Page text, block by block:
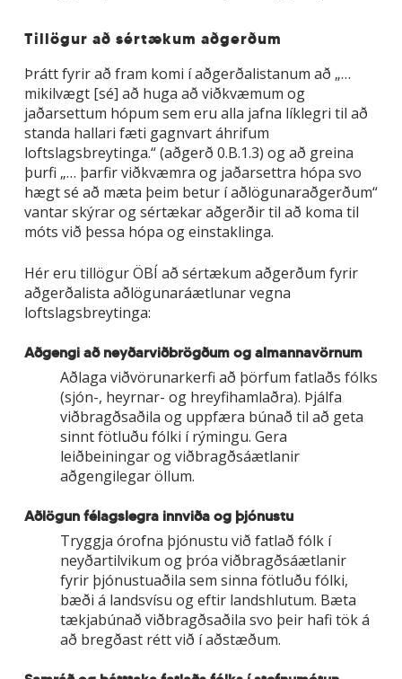
Tillögur að sértækum aðgerðum
Þrátt fyrir að fram komi í aðgerðalistanum að „…
mikilvægt [sé] að huga að viðkvæmum og
jaðarsettum hópum sem eru alla jafna líklegri til að
standa hallari fæti gagnvart áhrifum
loftslagsbreytinga.“ (aðgerð 0.B.1.3) og að greina
þurfi „… þarfir viðkvæmra og jaðarsettra hópa svo
hægt sé að mæta þeim betur í aðlögunaraðgerðum“
vantar skýrar og sértækar aðgerðir til að koma til
móts við þessa hópa og einstaklinga.
Hér eru tillögur ÖBÍ að sértækum aðgerðum fyrir
aðgerðalista aðlögunaráætlunar vegna
loftslagsbreytinga:
Aðgengi að neyðarviðbrögðum og almannavörnum
Aðlaga viðvörunarkerfi að þörfum fatlaðs fólks
(sjón-, heyrnar- og hreyfihamlaðra). Þjálfa
viðbragðsaðila og uppfæra búnað til að geta
sinnt fötluðu fólki í rýmingu. Gera
leiðbeiningar og viðbragðsáætlanir
aðgengilegar öllum.
Aðlögun félagslegra innviða og þjónustu
Tryggja órofna þjónustu við fatlað fólk í
neyðartilvikum og þróa viðbragðsáætlanir
fyrir þjónustuaðila sem sinna fötluðu fólki,
bæði á landsvísu og eftir landshlutum. Bæta
tækjabúnað viðbragðsaðila svo þeir hafi tök á
að bregðast rétt við í aðstæðum.